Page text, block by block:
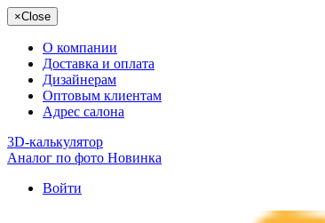
×Close
О компании
Доставка и оплата
Дизайнерам
Оптовым клиентам
Адрес салона
3D-калькулятор
Аналог по фото Новинка
Войти